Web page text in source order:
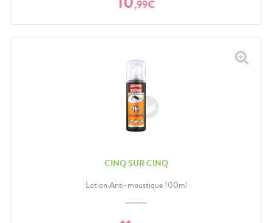
,99€
CINQ SUR CINQ
Lotion Anti-moustique 100ml